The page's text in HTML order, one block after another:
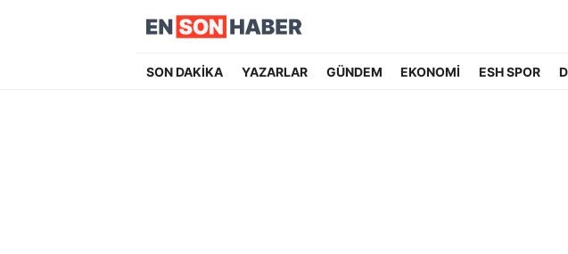
SON DAKİKA YAZARLAR GÜNDEM EKONOMİ ESH SPOR